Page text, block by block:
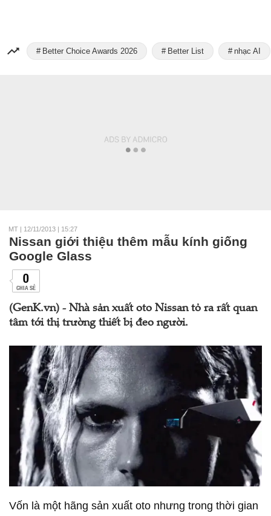
Better Choice Awards 2026 Better List nhạc AI
MT | 12/11/2013 | 15:27
Nissan giới thiệu thêm mẫu kính giống
Google Glass
0
CHIA SẺ
(GenK.vn) - Nhà sản xuất oto Nissan tỏ ra rất quan
tâm tới thị trường thiết bị đeo người.
Vốn là một hãng sản xuất oto nhưng trong thời gian